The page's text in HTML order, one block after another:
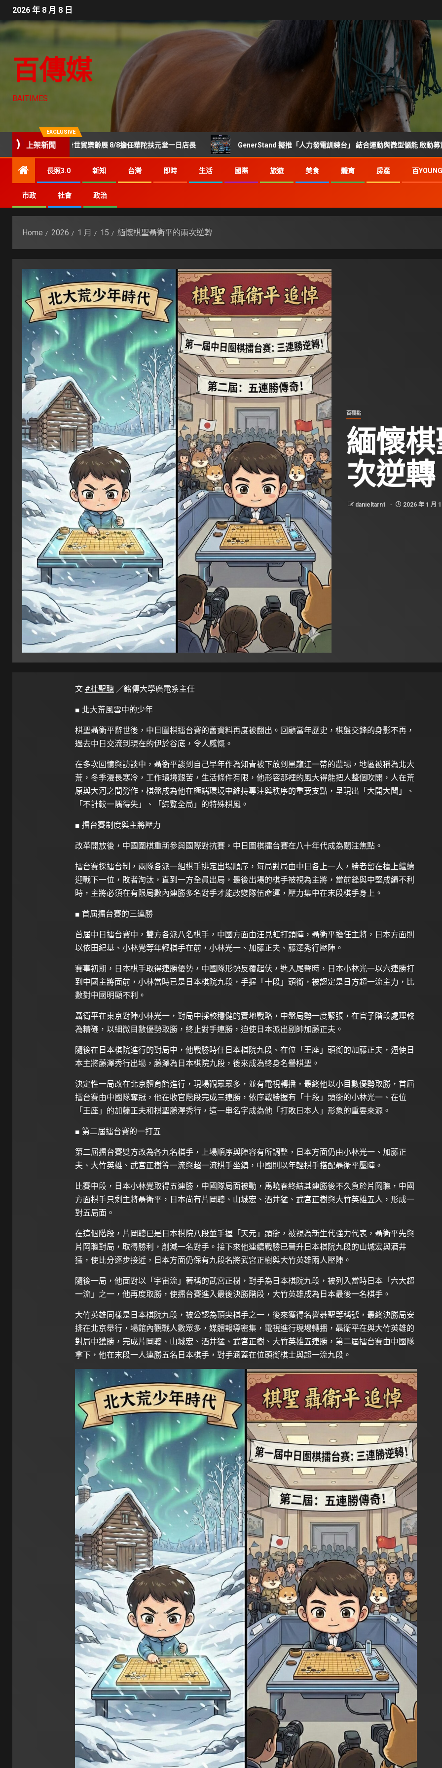
2026 年 8 月 8 日
百傳媒
BAITIMES
EXCLUSIVE
上架新聞
美鳳現身世貿樂齡展 8/8擔任華陀扶元堂一日店長 GenerStand 擬推「人力發電訓練台」 結合運動與微型儲能 啟動募資前市場調查
長照3.0 新知 台灣 即時 生活 國際 旅遊 美食 體育 房產 百YOUNG
市政 社會 政治
Home 2026 1 月 15 緬懷棋聖聶衛平的兩次逆轉
百觀點
緬懷
次逆轉
danieltarn1 2026 年 1 月
文 #杜聖聰／銘傳大學廣電系主任
■ 北大荒風雪中的少年
棋聖聶衛平辭世後，中日圍棋擂台賽的舊資料再度被翻出。回顧當年歷史，棋盤交鋒的身影不再，
過去中日交流到現在的伊於谷底，令人感慨。
在多次回憶與訪談中，聶衞平談到自己早年作為知青被下放到黑龍江一帶的農場，地區被稱為北大
荒，冬季漫長寒冷，工作環境艱苦，生活條件有限，他形容那裡的風大得能把人整個吹開，人在荒
原與大河之間勞作，棋盤成為他在極端環境中維持專注與秩序的重要支點，呈現出「大開大闔」、
「不計較一隅得失」、「綜覧全局」的特殊棋風。
■ 擂台賽制度與主將壓力
改革開放後，中國圍棋重新參與國際對抗賽，中日圍棋擂台賽在八十年代成為關注焦點。
擂台賽採擂台制，兩隊各派一組棋手排定出場順序，每局對局由中日各上一人，勝者留在檯上繼續
迎戰下一位，敗者淘汰，直到一方全員出局，最後出場的棋手被視為主將，當前鋒與中堅成績不利
時，主將必須在有限局數內連勝多名對手才能改變隊伍命運，壓力集中在末段棋手身上。
■ 首屆擂台賽的三連勝
首屆中日擂台賽中，雙方各派八名棋手，中國方面由汪見虹打頭陣，聶衛平擔任主將，日本方面則
以依田紀基、小林覺等年輕棋手在前，小林光一、加藤正夫、藤澤秀行壓陣。
賽事初期，日本棋手取得連勝優勢，中國隊形勢反覆起伏，進入尾聲時，日本小林光一以六連勝打
到中國主將面前，小林當時已是日本棋院九段，手握「十段」頭銜，被認定是日方超一流主力，比
數對中國明顯不利。
聶衛平在東京對陣小林光一，對局中採較穩健的實地戰略，中盤局勢一度緊張，在官子階段處理較
為精確，以細微目數優勢取勝，終止對手連勝，迫使日本派出副帥加藤正夫。
隨後在日本棋院進行的對局中，他戰勝時任日本棋院九段、在位「王座」頭銜的加藤正夫，逼使日
本主將藤澤秀行出場，藤澤為日本棋院九段，後來成為終身名譽棋聖。
決定性一局改在北京體育館進行，現場觀眾眾多，並有電視轉播，最終他以小目數優勢取勝，首屆
擂台賽由中國隊奪冠，他在收官階段完成三連勝，依序戰勝握有「十段」頭銜的小林光一、在位
「王座」的加藤正夫和棋聖藤澤秀行，這一串名字成為他「打敗日本人」形象的重要來源。
■ 第二屆擂台賽的一打五
第二屆擂台賽雙方改為各九名棋手，上場順序與陣容有所調整，日本方面仍由小林光一、加藤正
夫、大竹英雄、武宮正樹等一流與超一流棋手坐鎮，中國則以年輕棋手搭配聶衛平壓陣。
比賽中段，日本小林覺取得五連勝，中國隊局面被動，馬曉春終結其連勝後不久負於片岡聰，中國
方面棋手只剩主將聶衛平，日本尚有片岡聰、山城宏、酒井猛、武宮正樹與大竹英雄五人，形成一
對五局面。
在這個階段，片岡聰已是日本棋院八段並手握「天元」頭銜，被視為新生代強力代表，聶衛平先與
片岡聰對局，取得勝利，削減一名對手。接下來他連續戰勝已晉升日本棋院九段的山城宏與酒井
猛，使比分逐步接近，日本方面仍保有九段名將武宮正樹與大竹英雄兩人壓陣。
隨後一局，他面對以「宇宙流」著稱的武宮正樹，對手為日本棋院九段，被列入當時日本「六大超
一流」之一，他再度取勝，使擂台賽進入最後決勝階段，大竹英雄成為日本最後一名棋手。
大竹英雄同樣是日本棋院九段，被公認為頂尖棋手之一，後來獲得名譽碁聖等稱號，最終決勝局安
排在北京舉行，場館內觀戰人數眾多，媒體報導密集，電視進行現場轉播，聶衛平在與大竹英雄的
對局中獲勝，完成片岡聰、山城宏、酒井猛、武宮正樹、大竹英雄五連勝，第二屆擂台賽由中國隊
拿下，他在末段一人連勝五名日本棋手，對手涵蓋在位頭銜棋士與超一流九段。